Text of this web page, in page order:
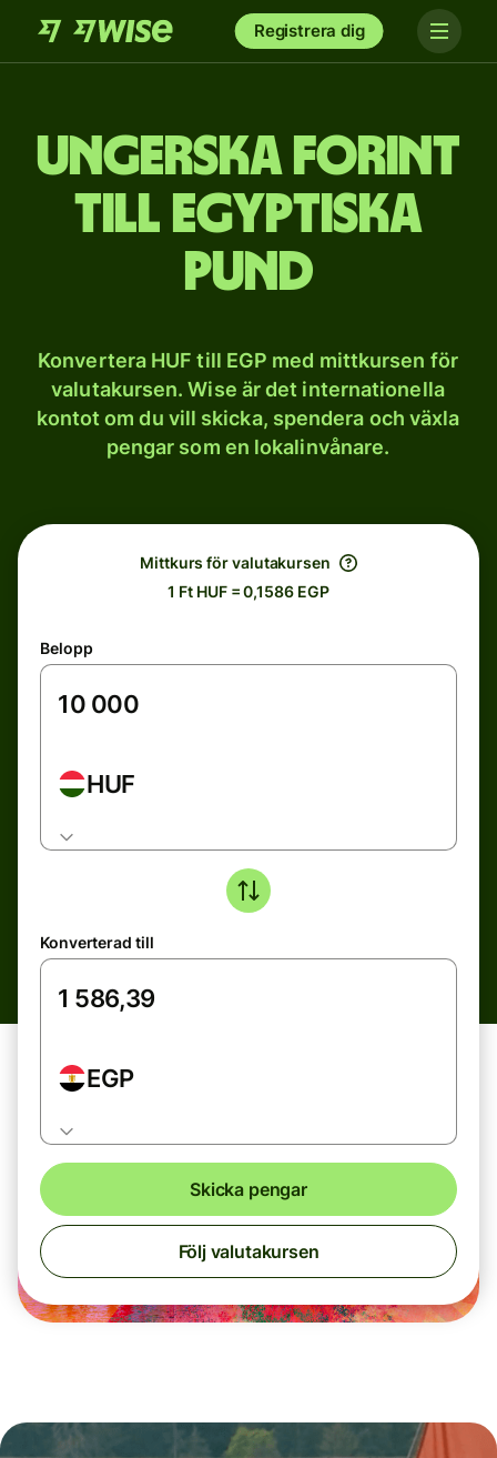
Registrera dig
Ungerska forint
till egyptiska
pund
Konvertera HUF till EGP med mittkursen för
valutakursen. Wise är det internationella
kontot om du vill skicka, spendera och växla
pengar som en lokalinvånare.
Mittkurs för valutakursen
1 Ft HUF = 0,1586 EGP
Belopp
HUF
Konverterad till
EGP
Skicka pengar
Följ valutakursen